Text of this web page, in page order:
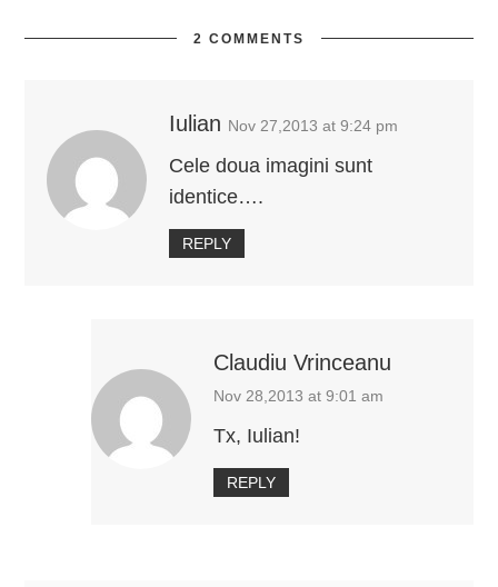
2 COMMENTS
Iulian Nov 27,2013 at 9:24 pm
Cele doua imagini sunt
identice….
REPLY
Claudiu Vrinceanu
Nov 28,2013 at 9:01 am
Tx, Iulian!
REPLY